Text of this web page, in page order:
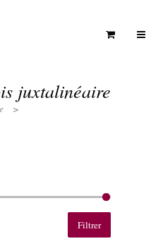
juxtalinéaire
>
Filtrer